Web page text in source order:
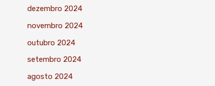
dezembro 2024
novembro 2024
outubro 2024
setembro 2024
agosto 2024